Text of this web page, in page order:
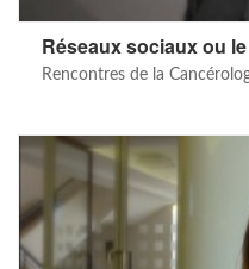
Réseaux sociaux ou
Rencontres de la